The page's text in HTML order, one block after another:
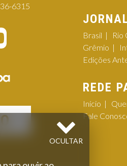
6315
Brasil Rio
Grêmio
Edições
REDE
Início
Fale
OCULTAR